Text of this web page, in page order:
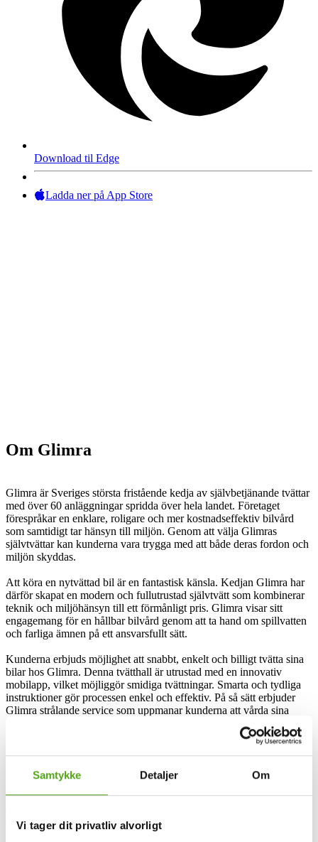
Samtykke Detaljer Om
Vi tager dit privatliv alvorligt
Download til Edge
Ladda ner på App Store
Om Glimra
Glimra är Sveriges största fristående kedja av självbetjänande tvättar
med över 60 anläggningar spridda över hela landet. Företaget
förespråkar en enklare, roligare och mer kostnadseffektiv bilvård
som samtidigt tar hänsyn till miljön. Genom att välja Glimras
självtvättar kan kunderna vara trygga med att både deras fordon och
miljön skyddas.
Att köra en nytvättad bil är en fantastisk känsla. Kedjan Glimra har
därför skapat en modern och fullutrustad självtvätt som kombinerar
teknik och miljöhänsyn till ett förmånligt pris. Glimra visar sitt
engagemang för en hållbar bilvård genom att ta hand om spillvatten
och farliga ämnen på ett ansvarsfullt sätt.
Kunderna erbjuds möjlighet att snabbt, enkelt och billigt tvätta sina
bilar hos Glimra. Denna tvätthall är utrustad med en innovativ
mobilapp, vilket möjliggör smidiga tvättningar. Smarta och tydliga
instruktioner gör processen enkel och effektiv. På så sätt erbjuder
Glimra strålande service som uppmanar kunderna att vårda sina
sina självlavationstvättar. Genom att använda Glimras tvättar kan du
inte bara förlänga livslängden och förbättra utseendet på din bil, utan